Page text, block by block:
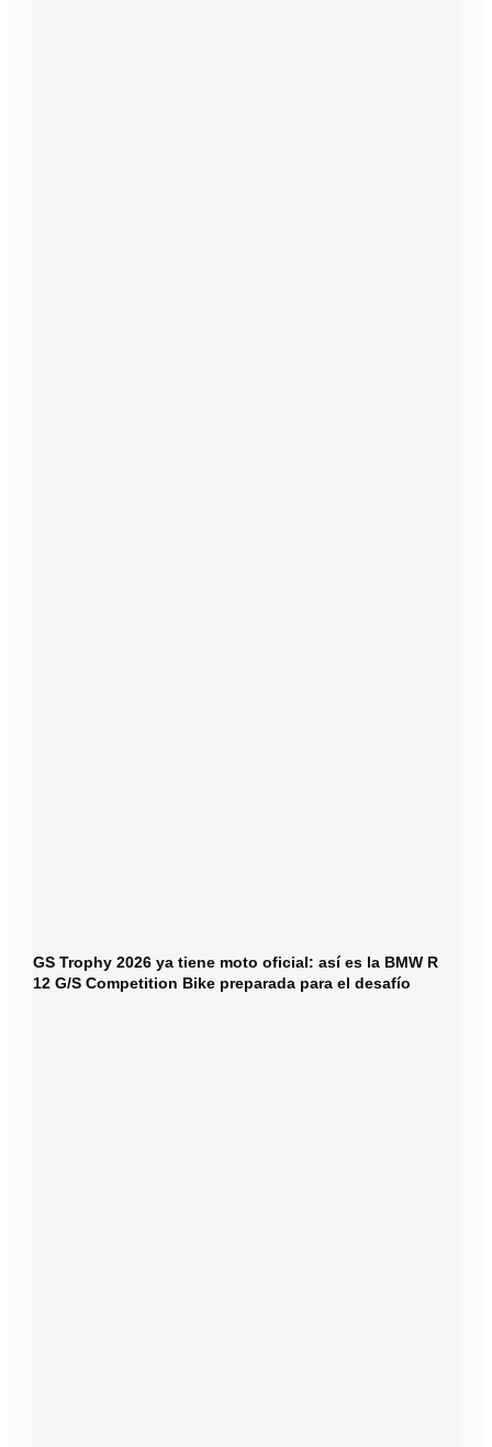
GS Trophy 2026 ya tiene moto oficial: así es la BMW R
12 G/S Competition Bike preparada para el desafío